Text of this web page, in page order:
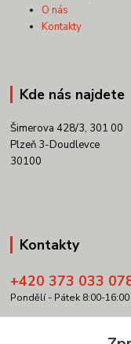
O nás
Kontakty
Kde nás najdete
Šimerova 428/3, 301 00
Plzeň 3-Doudlevce
30100
Kontakty
+420 373 033
Pondělí - Pátek 8:00-